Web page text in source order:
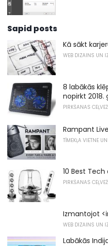
Sapid posts
Kā sākt
WEB DIZAINS UN
8 labākās
nopirkt 2018.
PIRKŠANAS
Rampant
TĪMEKĻA VIETNE
10 Best
PIRKŠANAS
Izmantojot
WEB DIZAINS UN
Labākās